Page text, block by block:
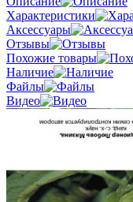
Характеристики
Аксессуары
Отзывы
Похожие товары
Наличие
Файлы
Видео